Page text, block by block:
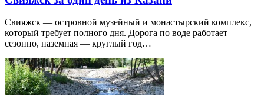
Свияжск — островной музейный и монастырский комплекс,
который требует полного дня. Дорога по воде работает
сезонно, наземная — круглый год…